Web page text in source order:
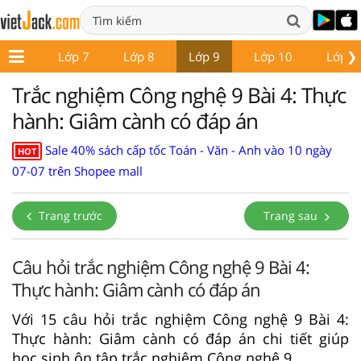
❯
6 Lớp 7 Lớp 8 Lớp 9 Lớp 10 Lớp
Trắc nghiệm Công nghệ 9 Bài 4: Thực
hành: Giâm cành có đáp án
HOT
Sale 40% sách cấp tốc Toán - Văn - Anh vào 10 ngày
07-07 trên Shopee mall
Trang trước Trang sau
Câu hỏi trắc nghiệm Công nghệ 9 Bài 4:
Thực hành: Giâm cành có đáp án
Với 15 câu hỏi trắc nghiệm Công nghệ 9 Bài 4:
Thực hành: Giâm cành có đáp án chi tiết giúp